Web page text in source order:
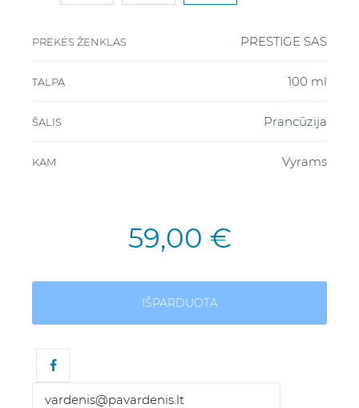
PREKĖS ŽENKLAS PRESTIGE SAS
TALPA 100 ml
ŠALIS Prancūzija
KAM Vyrams
59,00 €
IŠPARDUOTA